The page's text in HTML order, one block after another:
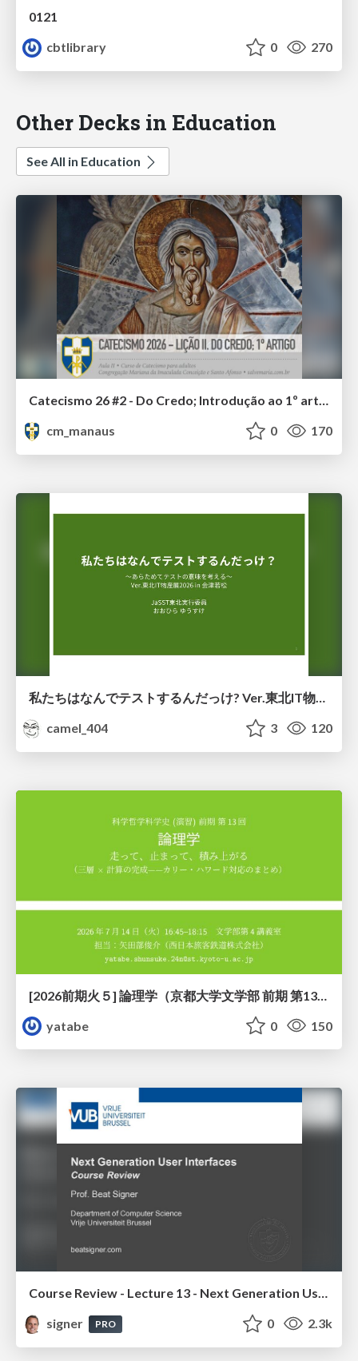
0121
cbtlibrary
0 270
Other Decks in Education
See All in Education
cm_manaus
0 170
私たちはなんでテストするんだっけ? Ver.東北IT物産展2026 in 会津若松
camel_404
3 120
yatabe
0 150
Course Review - Lecture 13 - Next Generation User Interfaces (4018166FNR)
signer
PRO 0 2.3k